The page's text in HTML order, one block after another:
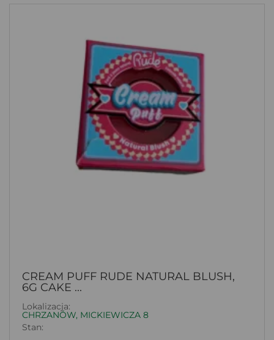
CREAM PUFF RUDE NATURAL BLUSH,
6G CAKE ...
Lokalizacja:
CHRZANÓW, MICKIEWICZA 8
Stan: